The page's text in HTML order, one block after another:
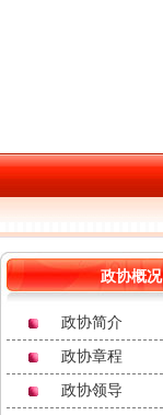
政协概况
政协简介
政协章程
政协领导